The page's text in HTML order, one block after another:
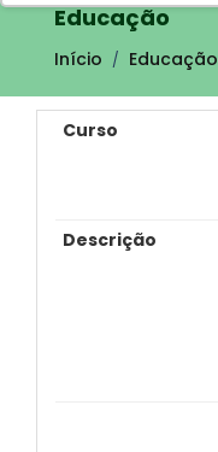
Educação
Início Educação